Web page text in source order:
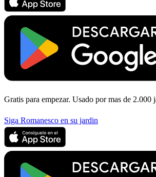
Gratis para empezar. Usado por mas de 2.000
Siga Romanesco en su jardin